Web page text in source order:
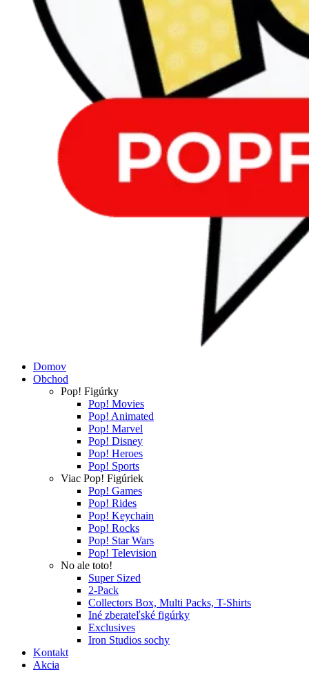
Domov
Obchod
Pop! Figúrky
Pop! Movies
Pop! Animated
Pop! Marvel
Pop! Disney
Pop! Heroes
Pop! Sports
Viac Pop! Figúriek
Pop! Games
Pop! Rides
Pop! Keychain
Pop! Rocks
Pop! Star Wars
Pop! Television
No ale toto!
Super Sized
2-Pack
Collectors Box, Multi Packs, T-Shirts
Iné zberateľské figúrky
Exclusives
Iron Studios sochy
Kontakt
Akcia